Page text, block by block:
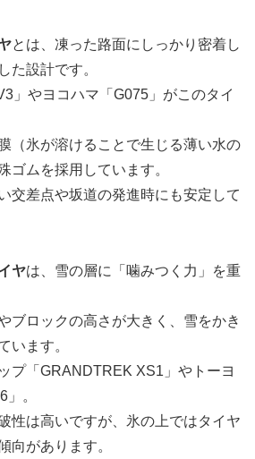
とは、凍った路面にしっかり密着し
た設計です。
」やヨコハマ「G075」がこのタイ
（氷が溶けることで生じる薄い水の
ゴムを採用しています。
交差点や坂道の発進時にも安定して
ヤは、雪の層に「噛みつく力」を重
ブロックの高さが大きく、雪をかき
います。
プ「GRANDTREK XS1」やトーヨ
。
性は高いですが、氷の上ではタイヤ
向があります。